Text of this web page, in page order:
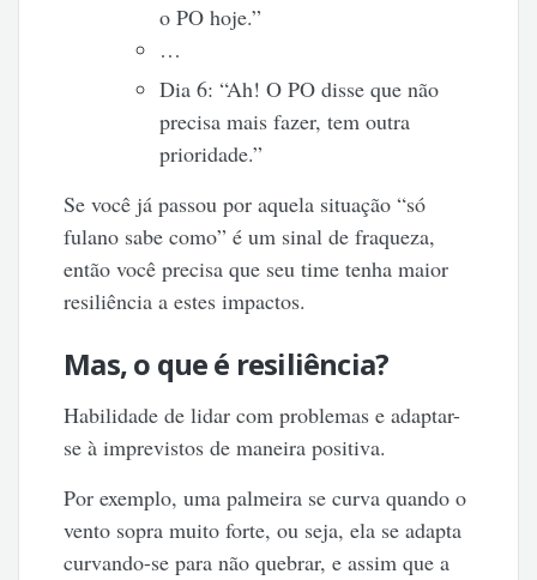
o PO hoje.”
…
Dia 6: “Ah! O PO disse que não
precisa mais fazer, tem outra
prioridade.”
Se você já passou por aquela situação “só
fulano sabe como” é um sinal de fraqueza,
então você precisa que seu time tenha maior
resiliência a estes impactos.
Mas, o que é resiliência?
Habilidade de lidar com problemas e adaptar-
se à imprevistos de maneira positiva.
Por exemplo, uma palmeira se curva quando o
vento sopra muito forte, ou seja, ela se adapta
curvando-se para não quebrar, e assim que a